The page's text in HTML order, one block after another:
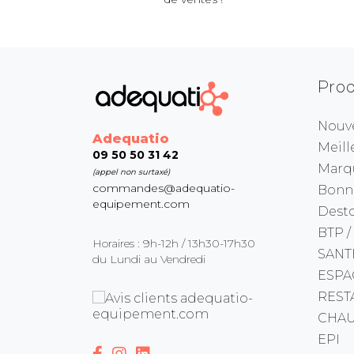
Adequatio
09 50 50 31 42
(appel non surtaxé)
commandes@adequatio-
equipement.com
Horaires : 9h-12h / 13h30-17h30
du Lundi au Vendredi
BTP
EPI